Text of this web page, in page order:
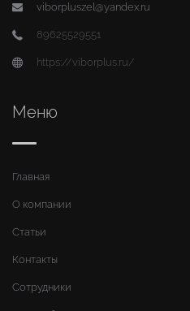
viborpluszel@yandex.ru
89625529551
https://viborplus.ru/
Меню
Главная
О компании
Статьи
Контакты
Сотрудники